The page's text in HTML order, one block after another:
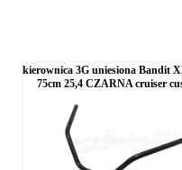
kierownica 3G uniesiona Bandit
75cm 25,4 CZARNA cruiser